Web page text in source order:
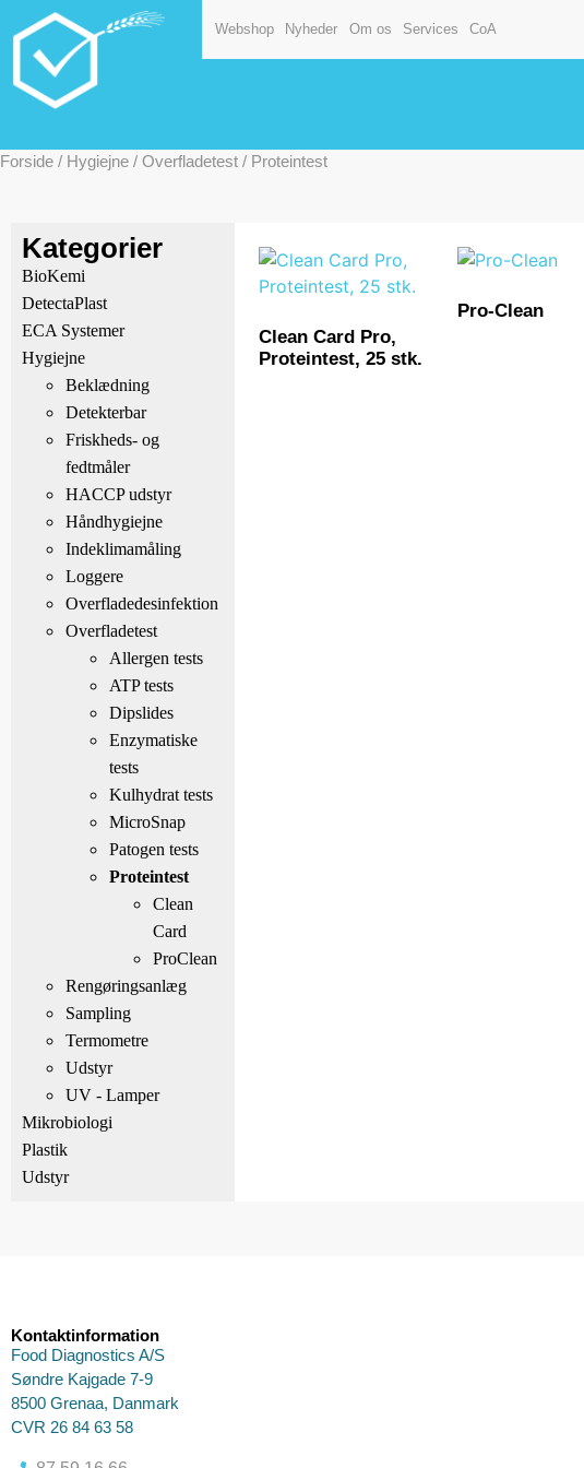
Webshop Nyheder Om os Services CoA
Forside / Hygiejne / Overfladetest / Proteintest
Kategorier
BioKemi
DetectaPlast
ECA Systemer
Hygiejne
Beklædning
Detekterbar
Friskheds- og
fedtmåler
HACCP udstyr
Håndhygiejne
Indeklimamåling
Loggere
Overfladedesinfektion
Overfladetest
Allergen tests
ATP tests
Dipslides
Enzymatiske
tests
Kulhydrat tests
MicroSnap
Patogen tests
Proteintest
Clean
Card
ProClean
Rengøringsanlæg
Sampling
Termometre
Udstyr
UV - Lamper
Mikrobiologi
Plastik
Udstyr
Clean Card Pro,
Proteintest, 25 stk.
Pro-Clean
Kontaktinformation
Food Diagnostics A/S
Søndre Kajgade 7-9
8500 Grenaa, Danmark
CVR 26 84 63 58